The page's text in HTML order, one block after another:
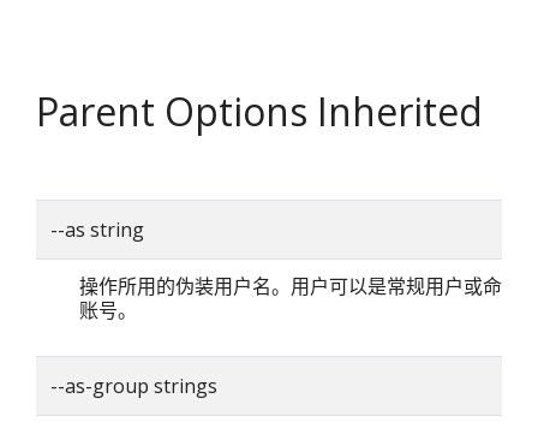
Parent Options Inherited
--as string
操作所用的伪装用户名。用户可以是常规用户或命名
账号。
--as-group strings